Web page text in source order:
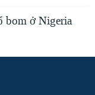
bom ở Nigeria